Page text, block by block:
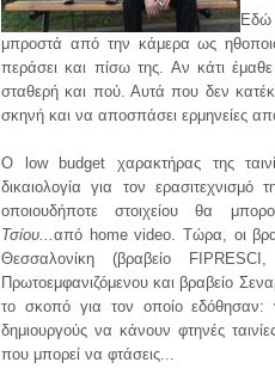
μπροστά από την κάμερα ως
περάσει και πίσω της. Αν κάτι
σταθερή και πού. Αυτά που δεν
σκηνή και να αποσπάσει ερμηνείες
Ο low budget χαρακτήρας της
δικαιολογία για τον ερασιτεχνισμό
οποιουδήποτε στοιχείου θα
Τσίου...από home video. Τώρα, οι
Θεσσαλονίκη (βραβείο FIPRESCI,
Πρωτοεμφανιζόμενου και βραβείο
το σκοπό για τον οποίο εδόθησαν:
δημιουργούς να κάνουν φτηνές
που μπορεί να φτάσεις...